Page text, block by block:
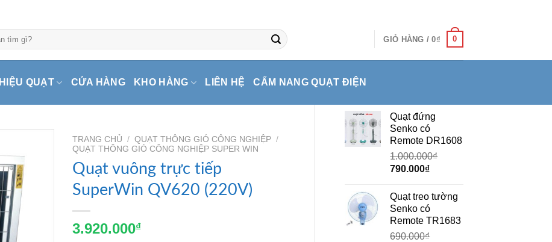
GIỎ HÀNG /0₫ 0
HIỆU QUẠT CỬA HÀNG KHO HÀNG LIÊN HỆ CẨM NANG QUẠT ĐIỆN
Quạt đứng
Senko có
Remote DR1608
1.000.000₫
Giá
là:
1.000.000₫.
790.000₫Giá
tại
là:
790.000₫.
Quạt treo tường
Senko có
Remote TR1683
690.000₫
TRANG CHỦ / QUẠT THÔNG GIÓ CÔNG NGHIỆP /
QUẠT THÔNG GIÓ CÔNG NGHIỆP SUPER WIN
Quạt vuông trực tiếp
SuperWin QV620 (220V)
3.920.000₫